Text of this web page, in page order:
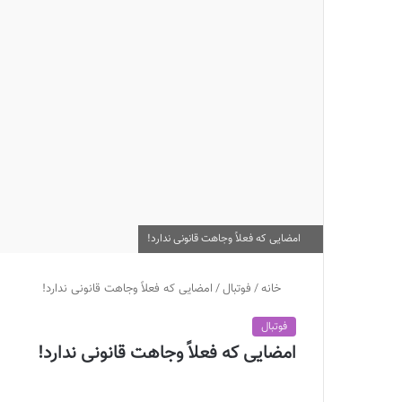
امضایی که فعلاً وجاهت قانونی ندارد!
خانه/ فوتبال/ امضایی که فعلاً وجاهت قانونی ندارد!
فوتبال
امضایی که فعلاً وجاهت قانونی ندارد!